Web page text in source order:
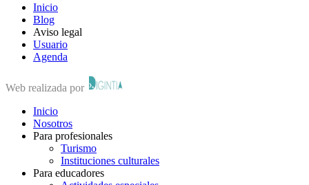
Inicio
Blog
Aviso legal
Usuario
Agenda
Web realizada por
Inicio
Nosotros
Para profesionales
Turismo
Instituciones culturales
Para educadores